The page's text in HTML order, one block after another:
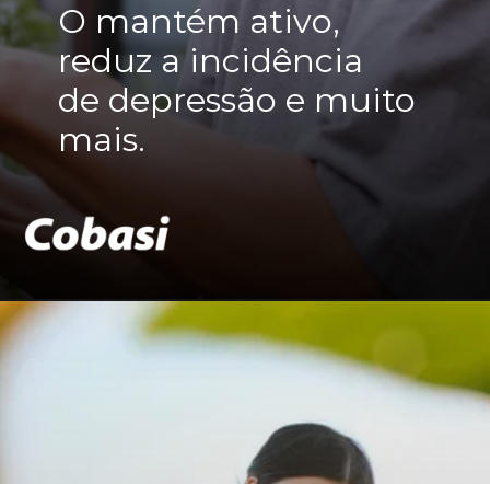
O mantém ativo,
reduz a incidência
de depressão e muito
mais.